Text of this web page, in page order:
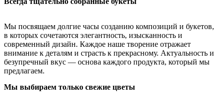
Мы посвящаем долгие часы созданию композиций и букетов,
в которых сочетаются элегантность, изысканность и
современный дизайн. Каждое наше творение отражает
внимание к деталям и страсть к прекрасному. Актуальность и
безупречный вкус — основа каждого продукта, который мы
предлагаем.
Мы выбираем только свежие цветы